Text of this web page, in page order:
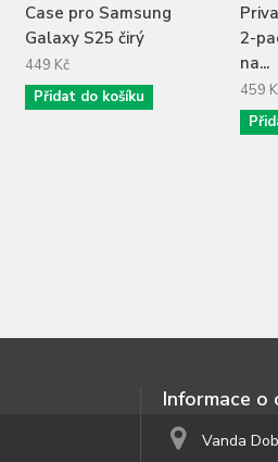
Case pro Samsung
Galaxy S25 čirý
449 Kč
Přidat do košíku
2-
na...
459
Informace o
Vanda